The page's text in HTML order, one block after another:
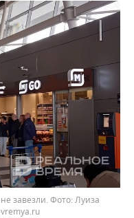
завезли.
Луиза